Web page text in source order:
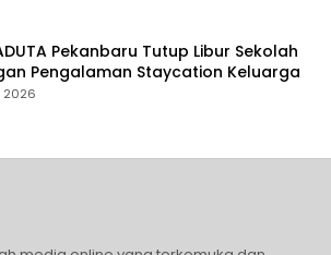
Pekanbaru Tutup Libur Sekolah
Pengalaman Staycation Keluarga
2026